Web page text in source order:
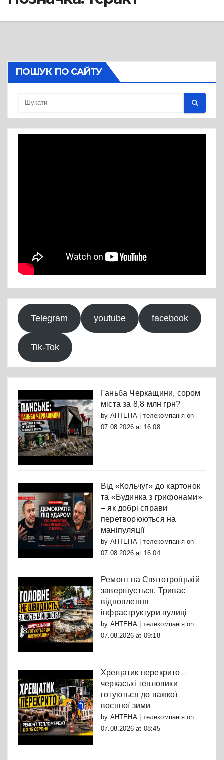
ПОШУК ПО САЙТУ
Telegram youtube facebook
Tik-Tok
Ганьба Черкащини, сором
міста за 8,8 млн грн?
by АНТЕНА | телекомпаніяon
07.08.2026 at 16:08
Від «Кольчуг» до картонок
та «Будинка з грифонами»
– як добрі справи
перетворюються на
маніпуляції
by АНТЕНА | телекомпаніяon
07.08.2026 at 16:04
Ремонт на Святотроїцькій
завершується. Триває
відновлення
інфраструктури вулиці
by АНТЕНА | телекомпаніяon
07.08.2026 at 09:18
Хрещатик перекрито –
черкаські тепловики
готуються до важкої
воєнної зими
by АНТЕНА | телекомпаніяon
07.08.2026 at 08:45